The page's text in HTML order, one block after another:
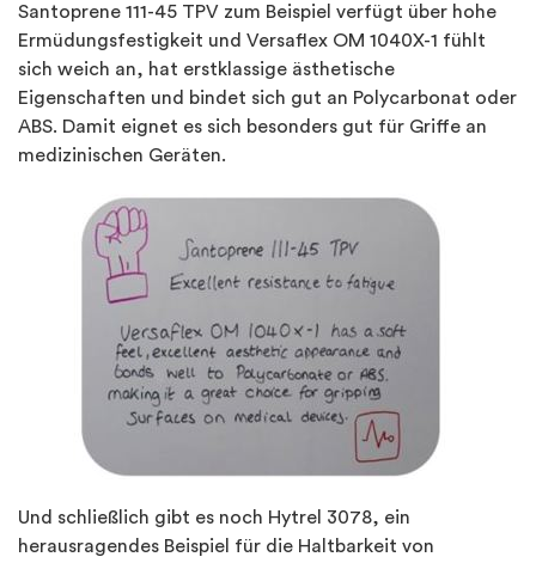
Santoprene 111-45 TPV zum Beispiel verfügt über hohe
Ermüdungsfestigkeit und Versaflex OM 1040X-1 fühlt
sich weich an, hat erstklassige ästhetische
Eigenschaften und bindet sich gut an Polycarbonat oder
ABS. Damit eignet es sich besonders gut für Griffe an
medizinischen Geräten.
Und schließlich gibt es noch Hytrel 3078, ein
herausragendes Beispiel für die Haltbarkeit von